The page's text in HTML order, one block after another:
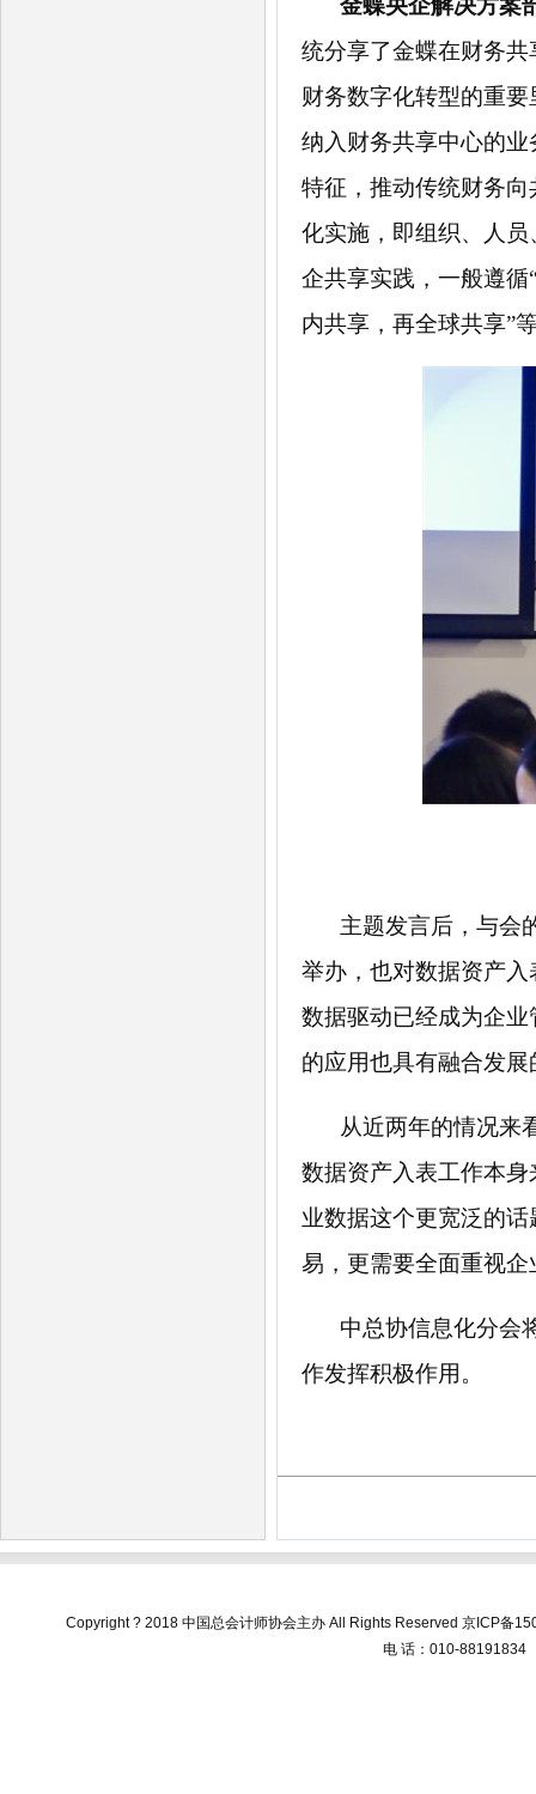
金蝶央企解决方案
统分享了金蝶在财务
财务数字化转型的重
纳入财务共享中心的
特征，推动传统财务
化实施，即组织、人
企共享实践，一般遵
内共享，再全球共享”
主题发言后，与会
举办，也对数据资产
数据驱动已经成为企
的应用也具有融合发
从近两年的情况来
数据资产入表工作本
业数据这个更宽泛的
易，更需要全面重视
中总协信息化分会
作发挥积极作用 。
Copyright ? 2018 中国总会计师协会主办 All Rights Reserved京ICP备
电 话：010-88191834